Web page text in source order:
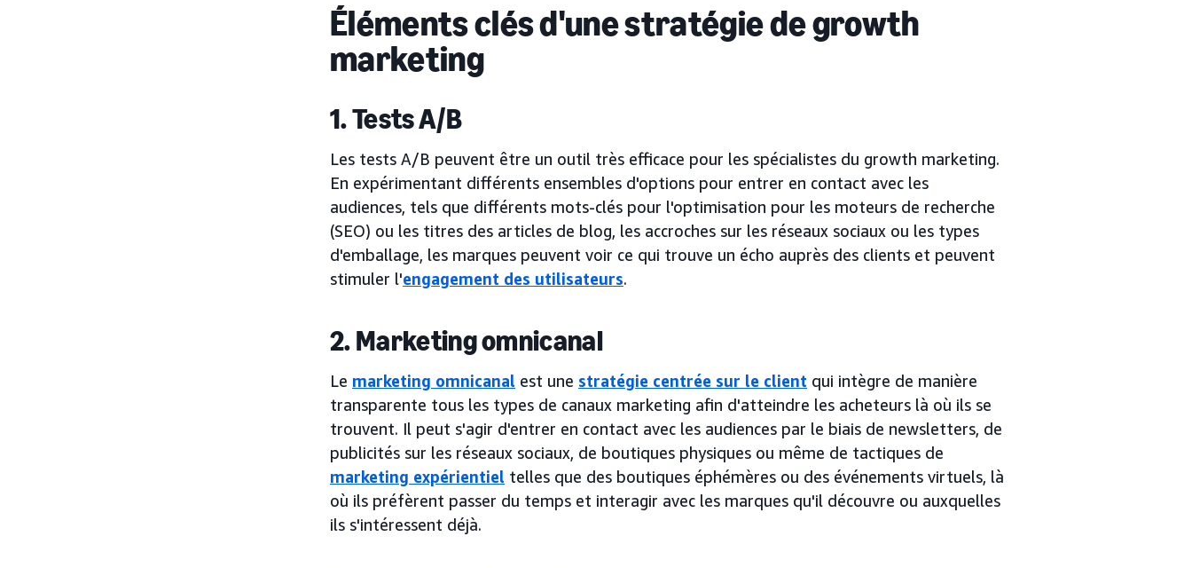
Éléments clés d'une stratégie de growth
marketing
1. Tests A/B
Les tests A/B peuvent être un outil très efficace pour les spécialistes du growth marketing.
En expérimentant différents ensembles d'options pour entrer en contact avec les
audiences, tels que différents mots-clés pour l'optimisation pour les moteurs de recherche
(SEO) ou les titres des articles de blog, les accroches sur les réseaux sociaux ou les types
d'emballage, les marques peuvent voir ce qui trouve un écho auprès des clients et peuvent
stimuler l'engagement des utilisateurs.
2. Marketing omnicanal
Le marketing omnicanal est une stratégie centrée sur le client qui intègre de manière
transparente tous les types de canaux marketing afin d'atteindre les acheteurs là où ils se
trouvent. Il peut s'agir d'entrer en contact avec les audiences par le biais de newsletters, de
publicités sur les réseaux sociaux, de boutiques physiques ou même de tactiques de
marketing expérientiel telles que des boutiques éphémères ou des événements virtuels, là
où ils préfèrent passer du temps et interagir avec les marques qu'il découvre ou auxquelles
ils s'intéressent déjà.